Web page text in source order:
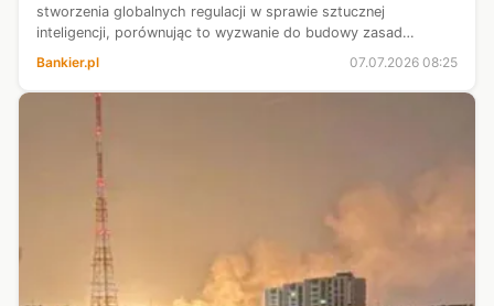
stworzenia globalnych regulacji w sprawie sztucznej
inteligencji, porównując to wyzwanie do budowy zasad
można „pozwolić sobie na czekanie ...
Bankier.pl 07.07.2026 08:25